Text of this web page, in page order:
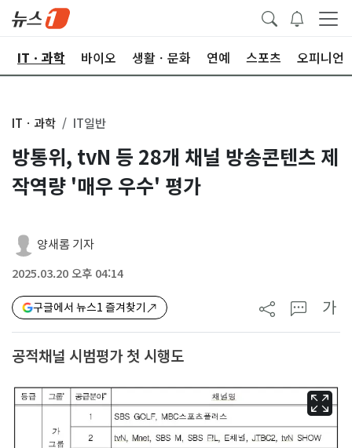
ITㆍ과학 바이오 생활ㆍ문화 연예 스포츠 오피니언
ITㆍ과학 IT일반
방통위, tvN 등 28개 채널 방송콘텐츠 제
작역량 '매우 우수' 평가
양새롬 기자
2025.03.20 오후 04:14
구글에서 뉴스1 즐겨찾기 가
공적채널 시범평가 첫 시행도